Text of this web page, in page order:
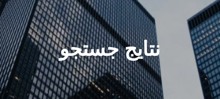
نتایج جستجو